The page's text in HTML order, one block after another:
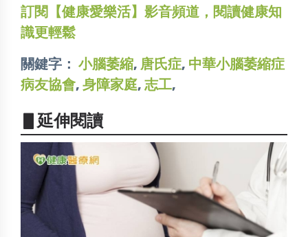
訂閱【健康愛樂活】影音頻道，閱讀健康知
識更輕鬆
關鍵字： 小腦萎縮, 唐氏症, 中華小腦萎縮症
病友協會, 身障家庭, 志工,
▋延伸閱讀